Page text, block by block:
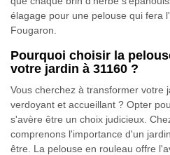
élagage pour une pelouse qui fera
Fougaron.
Pourquoi choisir la
votre jardin à 31160 ?
Vous cherchez à transformer votre
verdoyant et accueillant ? Opter
s'avère être un choix judicieux.
comprenons l'importance d'un
être. La pelouse en rouleau offre